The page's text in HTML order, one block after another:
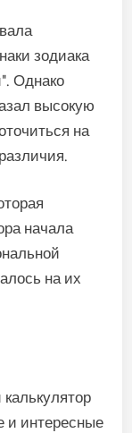
зодиака
Однако
высокую
на
начала
на их
и интересные